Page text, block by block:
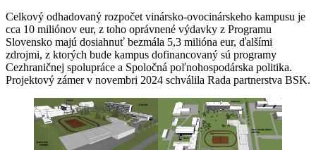
Celkový odhadovaný rozpočet vinársko-ovocinárskeho kampusu je
cca 10 miliónov eur, z toho oprávnené výdavky z Programu
Slovensko majú dosiahnuť bezmála 5,3 milióna eur, ďalšími
zdrojmi, z ktorých bude kampus dofinancovaný sú programy
Cezhraničnej spolupráce a Spoločná poľnohospodárska politika.
Projektový zámer v novembri 2024 schválila Rada partnerstva BSK.